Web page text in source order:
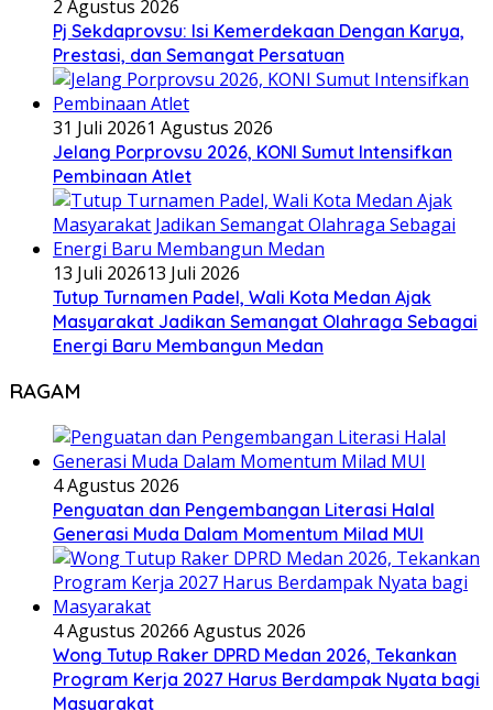
2 Agustus 2026
Pj Sekdaprovsu: Isi Kemerdekaan Dengan Karya,
Prestasi, dan Semangat Persatuan
31 Juli 20261 Agustus 2026
Jelang Porprovsu 2026, KONI Sumut Intensifkan
Pembinaan Atlet
13 Juli 202613 Juli 2026
Tutup Turnamen Padel, Wali Kota Medan Ajak
Masyarakat Jadikan Semangat Olahraga Sebagai
Energi Baru Membangun Medan
RAGAM
4 Agustus 2026
Penguatan dan Pengembangan Literasi Halal
Generasi Muda Dalam Momentum Milad MUI
4 Agustus 20266 Agustus 2026
Wong Tutup Raker DPRD Medan 2026, Tekankan
Program Kerja 2027 Harus Berdampak Nyata bagi
Masyarakat